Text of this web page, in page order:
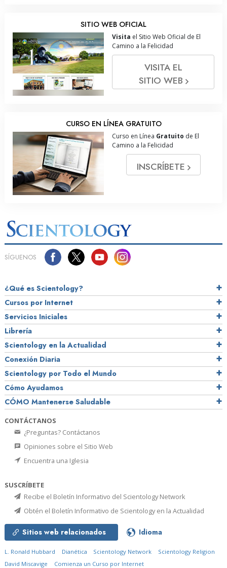
SITIO WEB OFICIAL
Visita el Sitio Web Oficial de El
Camino a la Felicidad
VISITA EL
SITIO WEB
CURSO EN LÍNEA GRATUITO
Curso en Línea Gratuito de El
Camino a la Felicidad
INSCRÍBETE
SÍGUENOS
¿Qué es Scientology?
Cursos por Internet
Servicios Iniciales
Librería
Scientology en la Actualidad
Conexión Diaria
Scientology por Todo el Mundo
Cómo Ayudamos
CÓMO Mantenerse Saludable
CONTÁCTANOS
¿Preguntas? Contáctanos
Opiniones sobre el Sitio Web
Encuentra una Iglesia
SUSCRÍBETE
Recibe el Boletín Informativo del Scientology Network
Obtén el Boletín Informativo de Scientology en la Actualidad
Sitios web relacionados Idioma
L. Ronald Hubbard Dianética Scientology Network
Scientology Religion
David Miscavige
Comienza un Curso por Internet